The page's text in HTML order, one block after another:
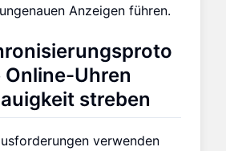
Anzeigen führen.
Online-Uhren
streben
verwenden